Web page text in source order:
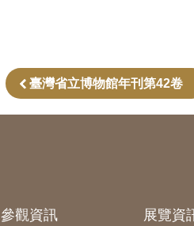
臺灣省立博物館年刊第42卷
參觀資訊 展覽資